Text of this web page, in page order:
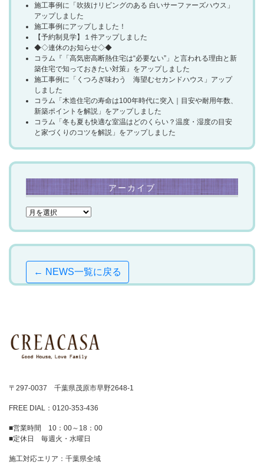
施工事例に「吹抜けリビングのある 白いサーファーズハウス」
アップしました
施工事例にアップしました！
【予約制見学】１件アップしました
◆◇連休のお知らせ◇◆
コラム『「高気密高断熱住宅は“必要ない”」と言われる理由と新
築住宅で知っておきたい対策』をアップしました
施工事例に「くつろぎ味わう 海望むセカンドハウス」アップ
しました
コラム「木造住宅の寿命は100年時代に突入｜目安や耐用年数、
新築ポイントを解説」をアップしました
コラム「冬も夏も快適な室温はどのくらい？温度・湿度の目安
と家づくりのコツを解説」をアップしました
アーカイブ
← NEWS一覧に戻る
〒297-0037 千葉県茂原市早野2648-1
FREE DIAL：0120-353-436
■営業時間 10：00～18：00
■定休日 毎週火・水曜日
施工対応エリア：千葉県全域